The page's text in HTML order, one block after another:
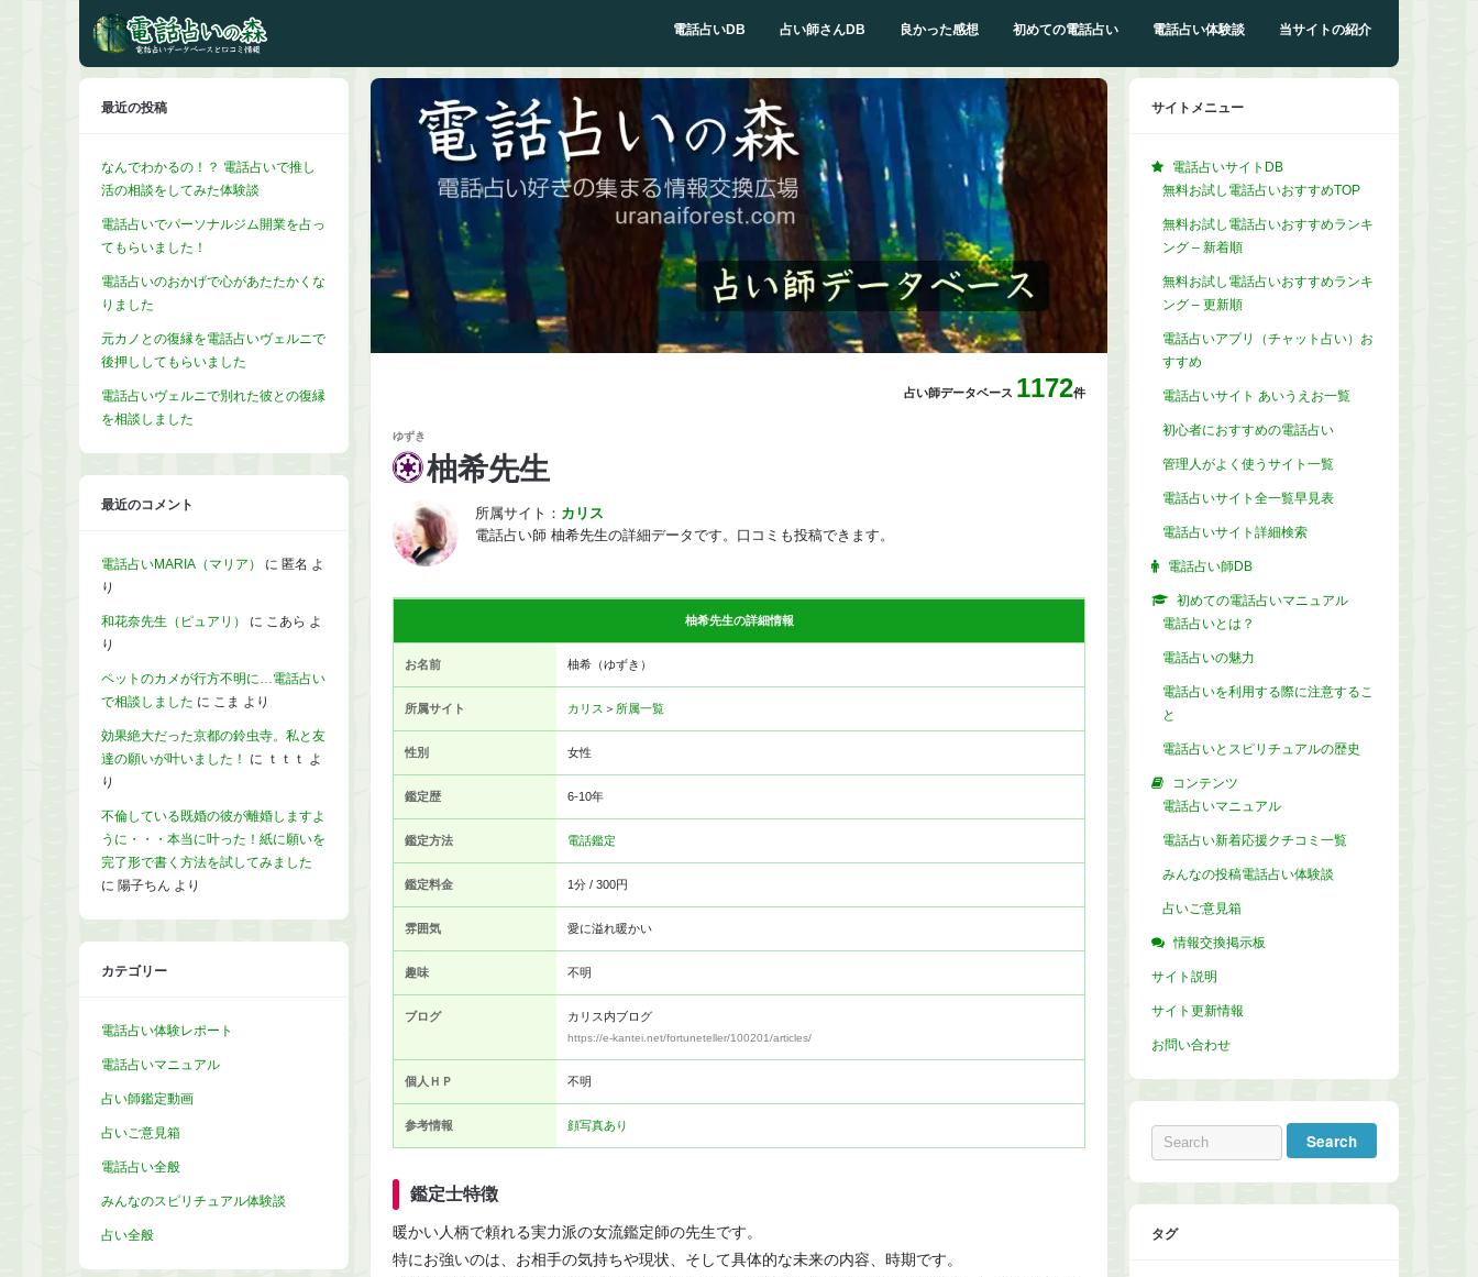
電話占いDB 占い師さんDB 良かった感想 初めての電話占い 電話占い体験談 当サイトの紹介
占い師データベース 1172件
ゆずき
柚希先生
所属サイト： カリス
電話占い師 柚希先生の詳細データです。口コミも投稿できます。
柚希先生の詳細情報
お名前 柚希（ゆずき）
所属サイト カリス ＞ 所属一覧
性別 女性
鑑定歴 6-10年
鑑定方法 電話鑑定
鑑定料金 1分 / 300円
雰囲気 愛に溢れ暖かい
趣味 不明
ブログ カリス内ブログ
https://e-kantei.net/fortuneteller/100201/articles/
個人ＨＰ 不明
参考情報 顔写真あり
鑑定士特徴
暖かい人柄で頼れる実力派の女流鑑定師の先生です。
特にお強いのは、お相手の気持ちや現状、そして具体的な未来の内容、時期です。
最近の投稿
なんでわかるの！？ 電話占いで推し
活の相談をしてみた体験談
電話占いでパーソナルジム開業を占っ
てもらいました！
電話占いのおかげで心があたたかくな
りました
元カノとの復縁を電話占いヴェルニで
後押ししてもらいました
電話占いヴェルニで別れた彼との復縁
を相談しました
最近のコメント
電話占いMARIA（マリア） に 匿名 よ
り
和花奈先生（ピュアリ） に こあら よ
り
ペットのカメが行方不明に…電話占い
で相談しました に こま より
効果絶大だった京都の鈴虫寺。私と友
達の願いが叶いました！
に ｔｔｔ よ
り
不倫している既婚の彼が離婚しますよ
うに・・・本当に叶った！紙に願いを
完了形で書く方法を試してみました
に 陽子ちん より
カテゴリー
電話占い体験レポート
電話占いマニュアル
占い師鑑定動画
占いご意見箱
電話占い全般
みんなのスピリチュアル体験談
占い全般
サイトメニュー
電話占いサイトDB
無料お試し電話占いおすすめTOP
無料お試し電話占いおすすめランキ
ング – 新着順
無料お試し電話占いおすすめランキ
ング – 更新順
電話占いアプリ（チャット占い）お
すすめ
電話占いサイト あいうえお一覧
初心者におすすめの電話占い
管理人がよく使うサイト一覧
電話占いサイト全一覧早見表
電話占いサイト詳細検索
電話占い師DB
初めての電話占いマニュアル
電話占いとは？
電話占いの魅力
電話占いを利用する際に注意するこ
と
電話占いとスピリチュアルの歴史
コンテンツ
電話占いマニュアル
電話占い新着応援クチコミ一覧
みんなの投稿電話占い体験談
占いご意見箱
情報交換掲示板
サイト説明
サイト更新情報
お問い合わせ
タグ